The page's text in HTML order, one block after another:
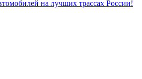
на лучших трассах России!